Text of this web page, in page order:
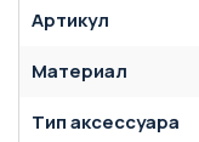
Артикул
Материал
Тип аксессуара